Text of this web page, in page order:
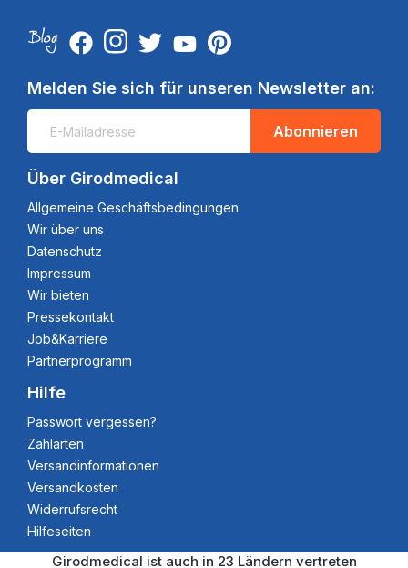
Melden Sie sich für unseren Newsletter an:
Abonnieren
Über Girodmedical
Allgemeine Geschäftsbedingungen
Wir über uns
Datenschutz
Impressum
Wir bieten
Pressekontakt
Job&Karriere
Partnerprogramm
Hilfe
Passwort vergessen?
Zahlarten
Versandinformationen
Versandkosten
Widerrufsrecht
Hilfeseiten
Girodmedical ist auch in 23 Ländern vertreten